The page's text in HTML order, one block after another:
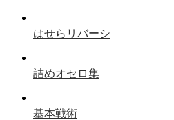
はせらリバーシ
詰めオセロ集
基本戦術